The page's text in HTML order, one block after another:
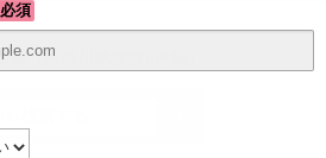
（神奈川県横浜市K様）
必須